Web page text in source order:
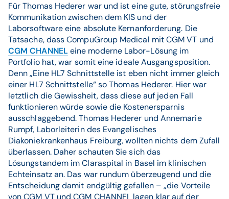
Für Thomas Hederer war und ist eine gute, störungsfreie
Kommunikation zwischen dem KIS und der
Laborsoftware eine absolute Kernanforderung. Die
Tatsache, dass CompuGroup Medical mit CGM VT und
CGM CHANNEL eine moderne Labor-Lösung im
Portfolio hat, war somit eine ideale Ausgangsposition.
Denn „Eine HL7 Schnittstelle ist eben nicht immer gleich
einer HL7 Schnittstelle“ so Thomas Hederer. Hier war
letztlich die Gewissheit, dass diese auf jeden Fall
funktionieren würde sowie die Kostenersparnis
ausschlaggebend. Thomas Hederer und Annemarie
Rumpf, Laborleiterin des Evangelisches
Diakoniekrankenhaus Freiburg, wollten nichts dem Zufall
überlassen. Daher schauten Sie sich das
Lösungstandem im Claraspital in Basel im klinischen
Echteinsatz an. Das war rundum überzeugend und die
Entscheidung damit endgültig gefallen – „die Vorteile
von CGM VT und CGM CHANNEL lagen klar auf der